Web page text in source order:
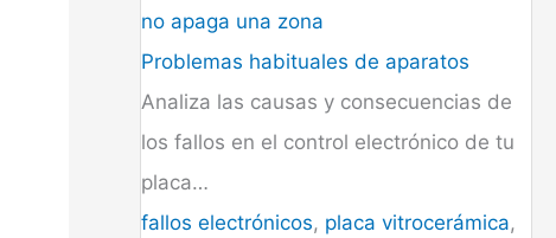
no apaga una zona
Problemas habituales de aparatos
Analiza las causas y consecuencias de
los fallos en el control electrónico de tu
placa…
fallos electrónicos, placa vitrocerámica,